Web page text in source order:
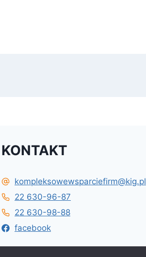
KONTAKT
kompleksowewsparciefirm@kig.pl
22 630-96-87
22 630-98-88
facebook